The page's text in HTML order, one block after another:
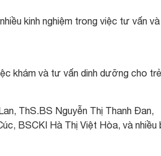
kinh nghiệm trong việc tư vấn
khám và tư vấn dinh dưỡng cho
ThS.BS Nguyễn Thị Thanh Đan,
BSCKI Hà Thị Việt Hòa, và nhiều